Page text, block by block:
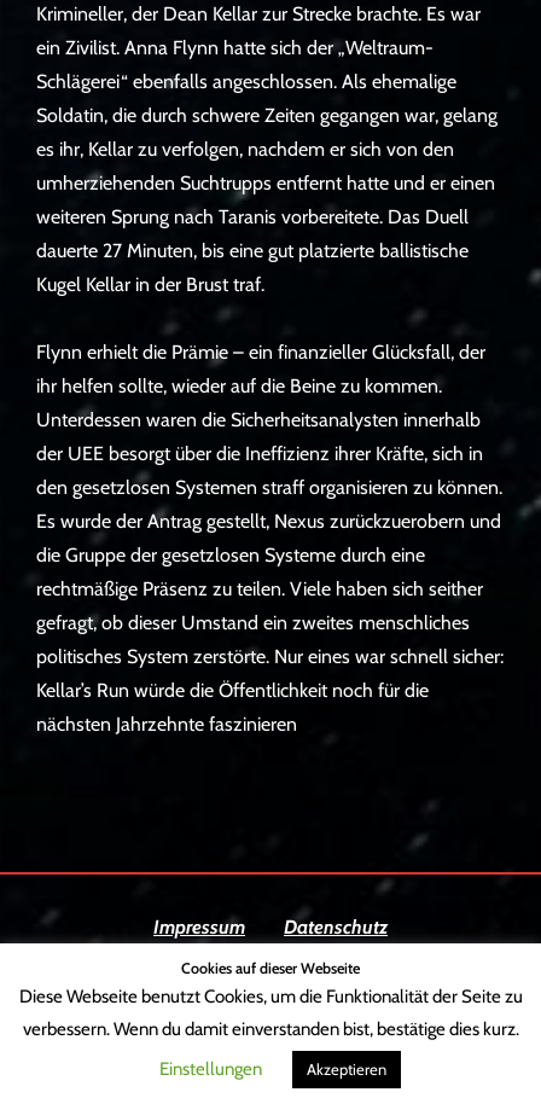
Krimineller, der Dean Kellar zur Strecke brachte. Es war
ein Zivilist. Anna Flynn hatte sich der „Weltraum-
Schlägerei“ ebenfalls angeschlossen. Als ehemalige
Soldatin, die durch schwere Zeiten gegangen war, gelang
es ihr, Kellar zu verfolgen, nachdem er sich von den
umherziehenden Suchtrupps entfernt hatte und er einen
weiteren Sprung nach Taranis vorbereitete. Das Duell
dauerte 27 Minuten, bis eine gut platzierte ballistische
Kugel Kellar in der Brust traf.
Flynn erhielt die Prämie – ein finanzieller Glücksfall, der
ihr helfen sollte, wieder auf die Beine zu kommen.
Unterdessen waren die Sicherheitsanalysten innerhalb
der UEE besorgt über die Ineffizienz ihrer Kräfte, sich in
den gesetzlosen Systemen straff organisieren zu können.
Es wurde der Antrag gestellt, Nexus zurückzuerobern und
die Gruppe der gesetzlosen Systeme durch eine
rechtmäßige Präsenz zu teilen. Viele haben sich seither
gefragt, ob dieser Umstand ein zweites menschliches
politisches System zerstörte. Nur eines war schnell sicher:
Kellar’s Run würde die Öffentlichkeit noch für die
nächsten Jahrzehnte faszinieren
Impressum Datenschutz
Copyright © 2026Sternenwanderer |Adonis
Pro byCatch Themes
Cookies auf dieser Webseite
Diese Webseite benutzt Cookies, um die Funktionalität der Seite zu
verbessern. Wenn du damit einverstanden bist, bestätige dies kurz.
Einstellungen
Akzeptieren